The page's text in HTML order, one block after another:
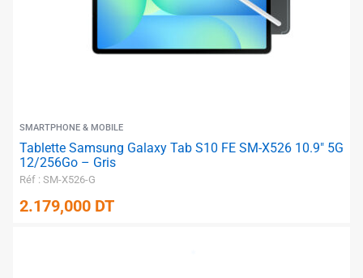
SMARTPHONE & MOBILE
Tablette Samsung Galaxy Tab S10 FE SM-X526 10.9″ 5G
12/256Go – Gris
Réf : SM-X526-G
2.179,000 DT